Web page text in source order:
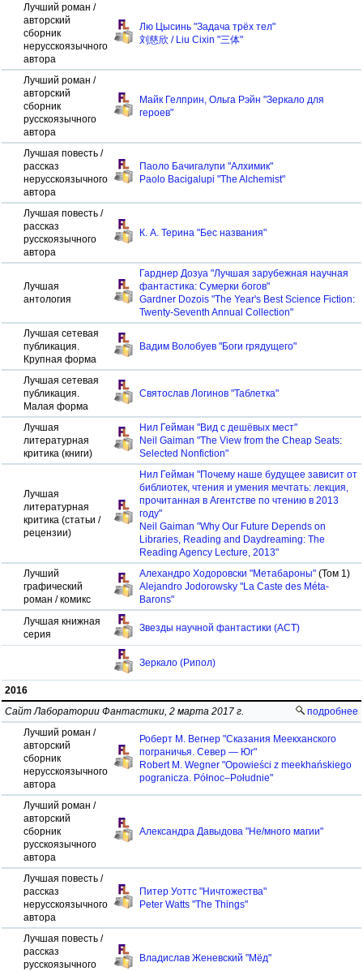
Лучший роман /
авторский
сборник
нерусскоязычного
автора
Лю Цысинь "Задача трёх тел"
刘慈欣 / Liu Cixin "三体"
Лучший роман /
авторский
сборник
русскоязычного
автора
Майк Гелприн, Ольга Рэйн "Зеркало для
героев"
Лучшая повесть /
рассказ
нерусскоязычного
автора
Паоло Бачигалупи "Алхимик"
Paolo Bacigalupi "The Alchemist"
Лучшая повесть /
рассказ
русскоязычного
автора
К. А. Терина "Бес названия"
Лучшая
антология
Гарднер Дозуа "Лучшая зарубежная научная
фантастика: Сумерки богов"
Gardner Dozois "The Year's Best Science Fiction:
Twenty-Seventh Annual Collection"
Лучшая сетевая
публикация.
Крупная форма
Вадим Волобуев "Боги грядущего"
Лучшая сетевая
публикация.
Малая форма
Святослав Логинов "Таблетка"
Лучшая
литературная
критика (книги)
Нил Гейман "Вид с дешёвых мест"
Neil Gaiman "The View from the Cheap Seats:
Selected Nonfiction"
Лучшая
литературная
критика (статьи /
рецензии)
Нил Гейман "Почему наше будущее зависит от
библиотек, чтения и умения мечтать: лекция,
прочитанная в Агентстве по чтению в 2013
году"
Neil Gaiman "Why Our Future Depends on
Libraries, Reading and Daydreaming: The
Reading Agency Lecture, 2013"
Лучший
графический
роман / комикс
Алехандро Ходоровски "Метабароны" (Том 1)
Alejandro Jodorowsky "La Caste des Méta-
Barons"
Лучшая книжная
серия
Звезды научной фантастики (АСТ)
Зеркало (Рипол)
2016
подробнее
Сайт Лаборатории Фантастики, 2 марта 2017 г.
Лучший роман /
авторский
сборник
нерусскоязычного
автора
Роберт М. Вегнер "Сказания Меекханского
пограничья. Север — Юг"
Robert M. Wegner "Opowieści z meekhańskiego
pogranicza. Północ–Południe"
Лучший роман /
авторский
сборник
русскоязычного
автора
Александра Давыдова "Не/много магии"
Лучшая повесть /
рассказ
нерусскоязычного
автора
Питер Уоттс "Ничтожества"
Peter Watts "The Things"
Лучшая повесть /
рассказ
русскоязычного
Владислав Женевский "Мёд"